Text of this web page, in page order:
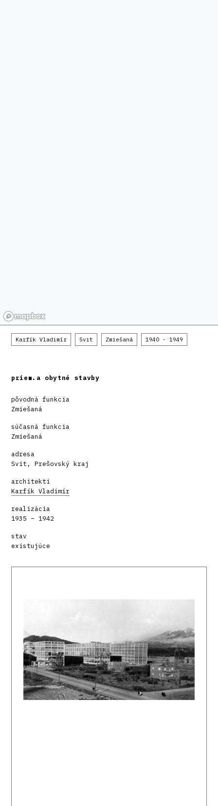
Karfík Vladimír Svit Zmiešaná 1940 - 1949
priem.a obytné stavby
pôvodná funkcia
Zmiešaná
súčasná funkcia
Zmiešaná
adresa
Svit, Prešovský kraj
architekti
Karfík Vladimír
realizácia
1935 – 1942
stav
existujúce